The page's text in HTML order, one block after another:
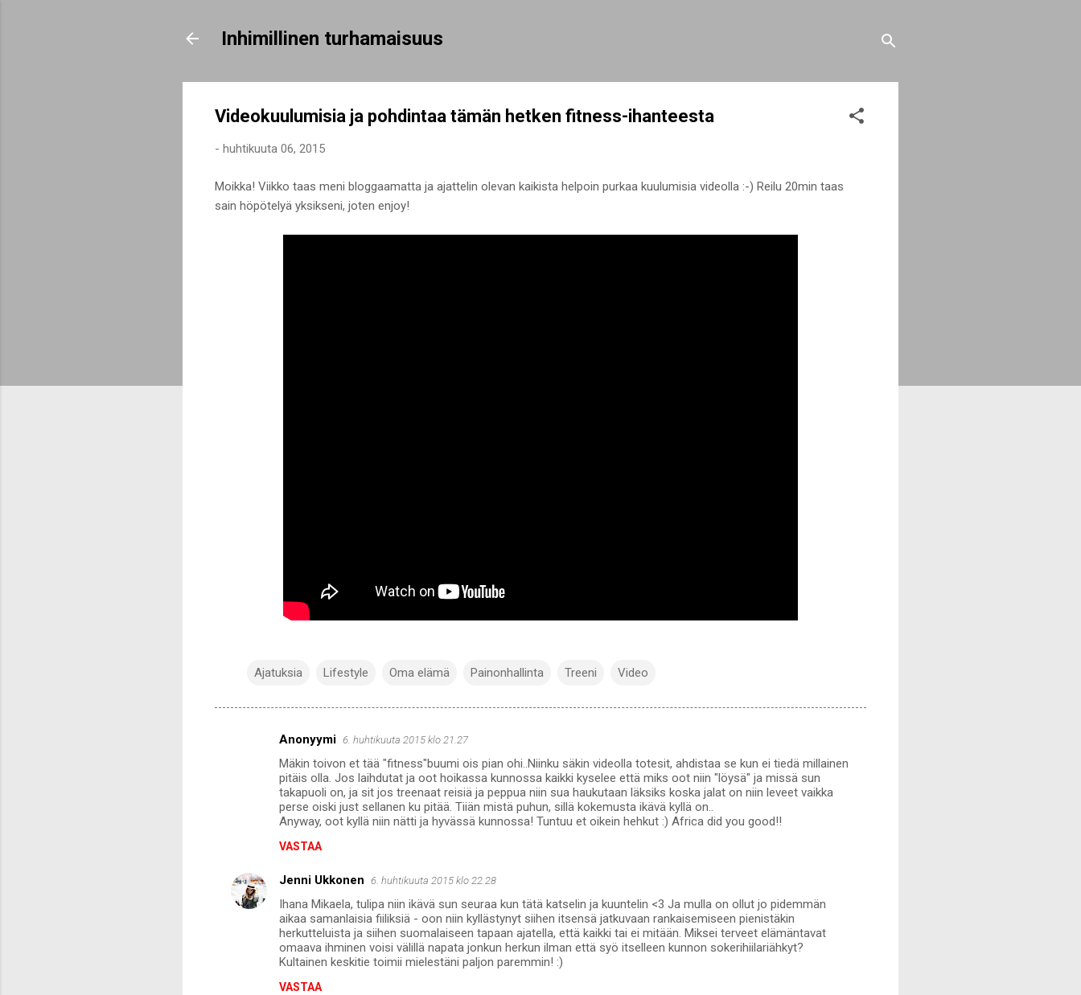
Inhimillinen turhamaisuus
Videokuulumisia ja pohdintaa tämän hetken fitness-ihanteesta
- huhtikuuta 06, 2015
Moikka! Viikko taas meni bloggaamatta ja ajattelin olevan kaikista helpoin purkaa kuulumisia videolla :-) Reilu 20min taas
sain höpötelyä yksikseni, joten enjoy!
Ajatuksia Lifestyle Oma elämä Painonhallinta Treeni Video
t
Anonyymi 6. huhtikuuta 2015 klo 21.27
Mäkin toivon et tää "fitness"buumi ois pian ohi..Niinku säkin videolla totesit, ahdistaa se kun ei tiedä millainen
pitäis olla. Jos laihdutat ja oot hoikassa kunnossa kaikki kyselee että miks oot niin "löysä" ja missä sun
takapuoli on, ja sit jos treenaat reisiä ja peppua niin sua haukutaan läksiks koska jalat on niin leveet vaikka
perse oiski just sellanen ku pitää. Tiiän mistä puhun, sillä kokemusta ikävä kyllä on..
Anyway, oot kyllä niin nätti ja hyvässä kunnossa! Tuntuu et oikein hehkut :) Africa did you good!!
VASTAA
Jenni Ukkonen 6. huhtikuuta 2015 klo 22.28
Ihana Mikaela, tulipa niin ikävä sun seuraa kun tätä katselin ja kuuntelin <3 Ja mulla on ollut jo pidemmän
aikaa samanlaisia fiiliksiä - oon niin kyllästynyt siihen itsensä jatkuvaan rankaisemiseen pienistäkin
herkutteluista ja siihen suomalaiseen tapaan ajatella, että kaikki tai ei mitään. Miksei terveet elämäntavat
omaava ihminen voisi välillä napata jonkun herkun ilman että syö itselleen kunnon sokerihiilariähkyt?
Kultainen keskitie toimii mielestäni paljon paremmin! :)
VASTAA